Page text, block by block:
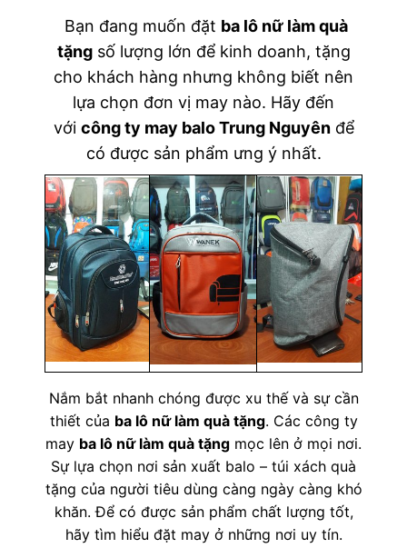
Bạn đang muốn đặt ba lô nữ làm quà
tặngsố lượng lớn để kinh doanh, tặng
cho khách hàng nhưng không biết nên
lựa chọn đơn vị may nào. Hãy đến
với công ty may balo Trung Nguyênđể
có được sản phẩm ưng ý nhất.
Nắm bắt nhanh chóng được xu thế và sự cần
thiết của ba lô nữ làm quà tặng. Các công ty
may ba lô nữ làm quà tặng mọc lên ở mọi nơi.
Sự lựa chọn nơi sản xuất balo – túi xách quà
tặng của người tiêu dùng càng ngày càng khó
khăn. Để có được sản phẩm chất lượng tốt,
hãy tìm hiểu đặt may ở những nơi uy tín.